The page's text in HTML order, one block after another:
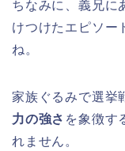
ちなみに、義兄に
けつけたエピソー
ね。
家族ぐるみで選挙
力の強さ を象徴す
れません。